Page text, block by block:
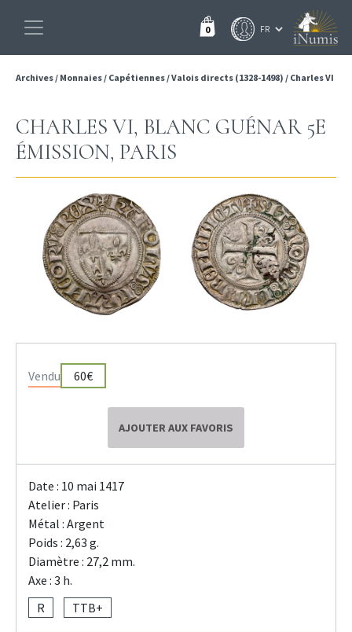
0
Archives/ Monnaies/ Capétiennes/Valois directs (1328-1498) / Charles VI
CHARLES VI, BLANC GUÉNAR 5E
ÉMISSION, PARIS
Vendu 60€
AJOUTER AUX FAVORIS
Date : 10 mai 1417
Atelier : Paris
Métal : Argent
Poids : 2,63 g.
Diamètre : 27,2 mm.
Axe : 3 h.
R
TTB+